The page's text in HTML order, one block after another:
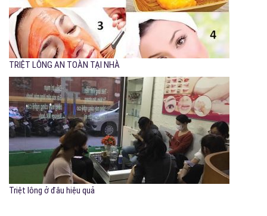
TRIỆT LÔNG AN TOÀN TẠI NHÀ
Triệt lông ở đâu hiệu quả